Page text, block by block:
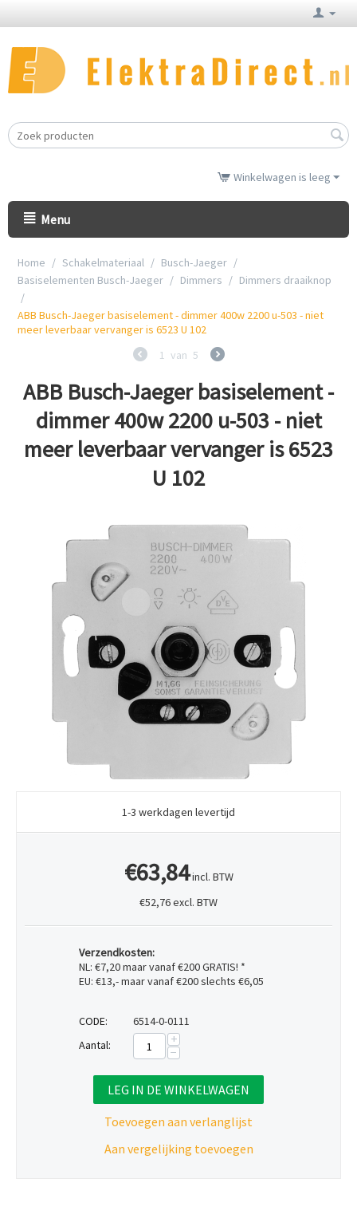
Winkelwagen is leeg
Menu
Home / Schakelmateriaal / Busch-Jaeger /
Basiselementen Busch-Jaeger / Dimmers / Dimmers draaiknop
/
ABB Busch-Jaeger basiselement - dimmer 400w 2200 u-503 - niet
meer leverbaar vervanger is 6523 U 102
1 van 5
ABB Busch-Jaeger basiselement -
dimmer 400w 2200 u-503 - niet
meer leverbaar vervanger is 6523
U 102
1-3 werkdagen levertijd
€63,84incl. BTW
€52,76 excl. BTW
Verzendkosten:
NL: €7,20 maar vanaf €200 GRATIS! *
EU: €13,- maar vanaf €200 slechts €6,05
CODE:
6514-0-0111
Aantal:
+
−
LEG IN DE WINKELWAGEN
Toevoegen aan verlanglijst
Aan vergelijking toevoegen